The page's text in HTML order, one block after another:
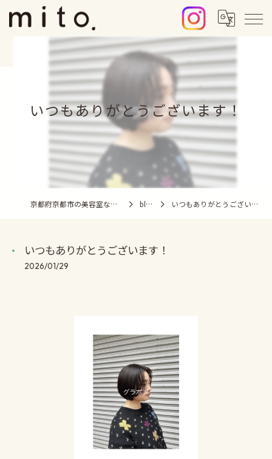
いつもありがとうございます！
京都府京都市の美容室ならmito. blog いつもありがとうございます！
いつもありがとうございます！
2026/01/29